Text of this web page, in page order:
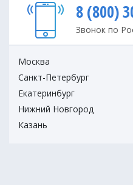
8 (800)
Звонок по
Москва
Санкт-Петербург
Екатеринбург
Нижний Новгород
Казань